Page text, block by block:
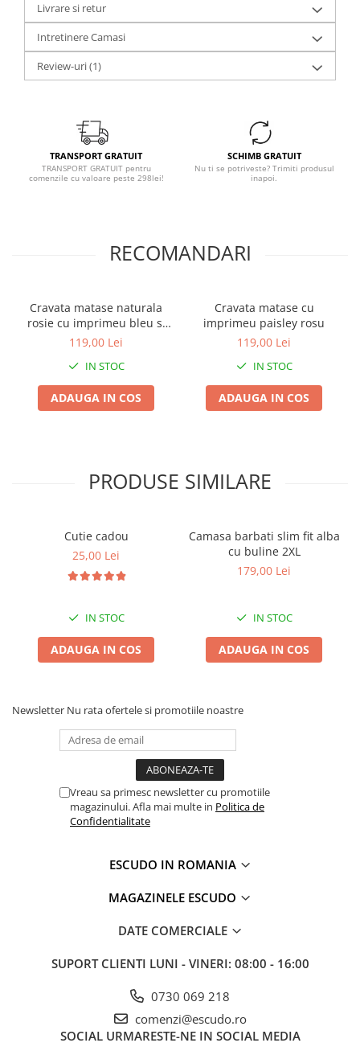
Livrare si retur
Intretinere Camasi
Review-uri(1)
TRANSPORT GRATUIT
TRANSPORT GRATUIT pentru
comenzile cu valoare peste 298lei!
SCHIMB GRATUIT
Nu ti se potriveste? Trimiti produsul
inapoi.
RECOMANDARI
Cravata matase naturala
rosie cu imprimeu bleu si
bej
119,00 Lei
IN STOC
ADAUGA IN COS
Cravata matase cu
imprimeu paisley rosu
119,00 Lei
IN STOC
ADAUGA IN COS
PRODUSE SIMILARE
Cutie cadou
25,00 Lei
IN STOC
ADAUGA IN COS
Camasa barbati slim fit alba
cu buline 2XL
179,00 Lei
IN STOC
ADAUGA IN COS
Newsletter Nu rata ofertele si promotiile noastre
Vreau sa primesc newsletter cu promotiile
magazinului. Afla mai multe in Politica de
Confidentialitate
ESCUDO IN ROMANIA
MAGAZINELE ESCUDO
DATE COMERCIALE
SUPORT CLIENTI LUNI - VINERI: 08:00 - 16:00
0730 069 218
comenzi@escudo.ro
SOCIAL URMARESTE-NE IN SOCIAL MEDIA